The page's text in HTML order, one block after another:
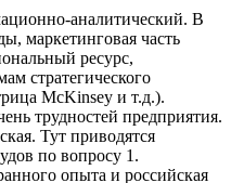
аналитический. В
маркетинговая часть
ресурс,
стратегического
McKinsey и т.д.).
трудностей предприятия.
Тут приводятся
по вопросу 1.
опыта и российская